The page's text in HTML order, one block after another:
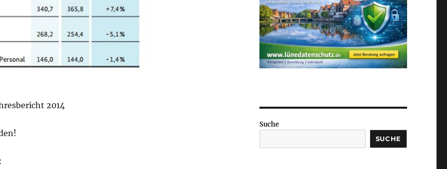
2014
Suche
SUCHE